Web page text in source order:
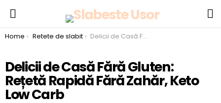
You are here:
Home Retete de slabit Delicii de Casă Fără Gluten: Rețetă Rapidă Fără Zahăr, Keto Low Carb
Delicii de Casă Fără Gluten:
Rețetă Rapidă Fără Zahăr, Keto
Low Carb